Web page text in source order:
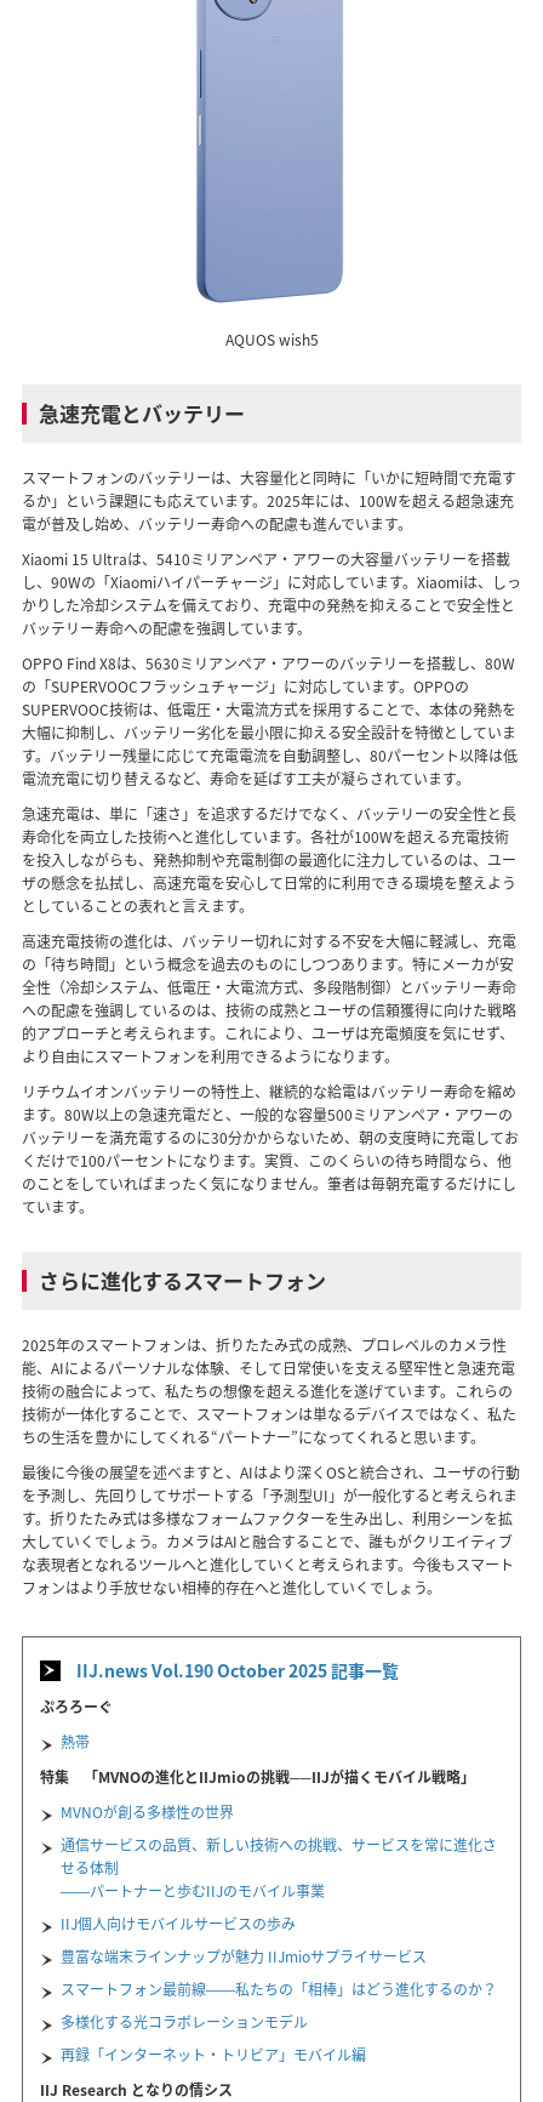
AQUOS wish5
急速充電とバッテリー
スマートフォンのバッテリーは、大容量化と同時に「いかに短時間で充電す
るか」という課題にも応えています。2025年には、100Wを超える超急速充
電が普及し始め、バッテリー寿命への配慮も進んでいます。
Xiaomi 15 Ultraは、5410ミリアンペア・アワーの大容量バッテリーを搭載
し、90Wの「Xiaomiハイパーチャージ」に対応しています。Xiaomiは、しっ
かりした冷却システムを備えており、充電中の発熱を抑えることで安全性と
バッテリー寿命への配慮を強調しています。
OPPO Find X8は、5630ミリアンペア・アワーのバッテリーを搭載し、80W
の「SUPERVOOCフラッシュチャージ」に対応しています。OPPOの
SUPERVOOC技術は、低電圧・大電流方式を採用することで、本体の発熱を
大幅に抑制し、バッテリー劣化を最小限に抑える安全設計を特徴としていま
す。バッテリー残量に応じて充電電流を自動調整し、80パーセント以降は低
電流充電に切り替えるなど、寿命を延ばす工夫が凝らされています。
急速充電は、単に「速さ」を追求するだけでなく、バッテリーの安全性と長
寿命化を両立した技術へと進化しています。各社が100Wを超える充電技術
を投入しながらも、発熱抑制や充電制御の最適化に注力しているのは、ユー
ザの懸念を払拭し、高速充電を安心して日常的に利用できる環境を整えよう
としていることの表れと言えます。
高速充電技術の進化は、バッテリー切れに対する不安を大幅に軽減し、充電
の「待ち時間」という概念を過去のものにしつつあります。特にメーカが安
全性（冷却システム、低電圧・大電流方式、多段階制御）とバッテリー寿命
への配慮を強調しているのは、技術の成熟とユーザの信頼獲得に向けた戦略
的アプローチと考えられます。これにより、ユーザは充電頻度を気にせず、
より自由にスマートフォンを利用できるようになります。
リチウムイオンバッテリーの特性上、継続的な給電はバッテリー寿命を縮め
ます。80W以上の急速充電だと、一般的な容量500ミリアンペア・アワーの
バッテリーを満充電するのに30分かからないため、朝の支度時に充電してお
くだけで100パーセントになります。実質、このくらいの待ち時間なら、他
のことをしていればまったく気になりません。筆者は毎朝充電するだけにし
ています。
さらに進化するスマートフォン
2025年のスマートフォンは、折りたたみ式の成熟、プロレベルのカメラ性
能、AIによるパーソナルな体験、そして日常使いを支える堅牢性と急速充電
技術の融合によって、私たちの想像を超える進化を遂げています。これらの
技術が一体化することで、スマートフォンは単なるデバイスではなく、私た
ちの生活を豊かにしてくれる“パートナー”になってくれると思います。
最後に今後の展望を述べますと、AIはより深くOSと統合され、ユーザの行動
を予測し、先回りしてサポートする「予測型UI」が一般化すると考えられま
す。折りたたみ式は多様なフォームファクターを生み出し、利用シーンを拡
大していくでしょう。カメラはAIと融合することで、誰もがクリエイティブ
な表現者となれるツールへと進化していくと考えられます。今後もスマート
フォンはより手放せない相棒的存在へと進化していくでしょう。
IIJ.news Vol.190 October 2025 記事一覧
ぷろろーぐ
熱帯
特集 「MVNOの進化とIIJmioの挑戦──IIJが描くモバイル戦略」
MVNOが創る多様性の世界
通信サービスの品質、新しい技術への挑戦、サービスを常に進化さ
せる体制
――パートナーと歩むIIJのモバイル事業
IIJ個人向けモバイルサービスの歩み
豊富な端末ラインナップが魅力 IIJmioサプライサービス
スマートフォン最前線――私たちの「相棒」はどう進化するのか？
多様化する光コラボレーションモデル
再録「インターネット・トリビア」モバイル編
IIJ Research となりの情シス